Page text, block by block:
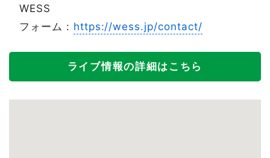
WESS
フォーム : https://wess.jp/contact/
ライブ情報の詳細はこちら